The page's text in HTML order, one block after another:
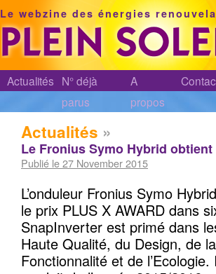
Le webzine des énergies
Actualités N° déjà
parus
A
propos
Actualités »
Le Fronius Symo Hybrid
Publié le 27 November 2015
L’onduleur Fronius Symo
le prix PLUS X AWARD dans
SnapInverter est primé dans
Haute Qualité, du Design, de
Fonctionnalité et de